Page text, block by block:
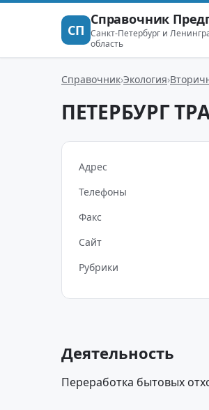
СП
Справочник
Санкт-Петербург и
область
Справочник Экология
ПЕТЕРБУРГ
Адрес
Телефоны
Факс
Сайт
Рубрики
Деятельность
Переработка бытовых